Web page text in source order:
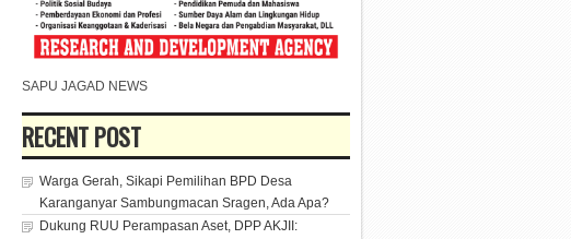
SAPU JAGAD NEWS
RECENT POST
Warga Gerah, Sikapi Pemilihan BPD Desa
Karanganyar Sambungmacan Sragen, Ada Apa?
Dukung RUU Perampasan Aset, DPP AKJII: